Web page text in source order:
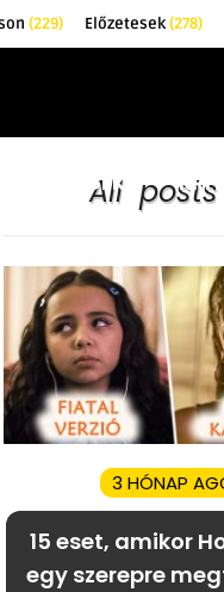
(229) Előzetesek(278)
All
3 HÓNAP
15 eset, amikor
egy szerepre